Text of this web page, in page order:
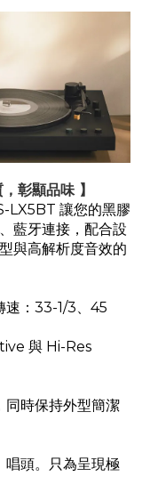
彰顯品味 】
LX5BT 讓您的黑膠
藍牙連接，配合設
與高解析度音效的
速：33-1/3、45
與 Hi-Res
同時保持外型簡潔
唱頭。只為呈現極